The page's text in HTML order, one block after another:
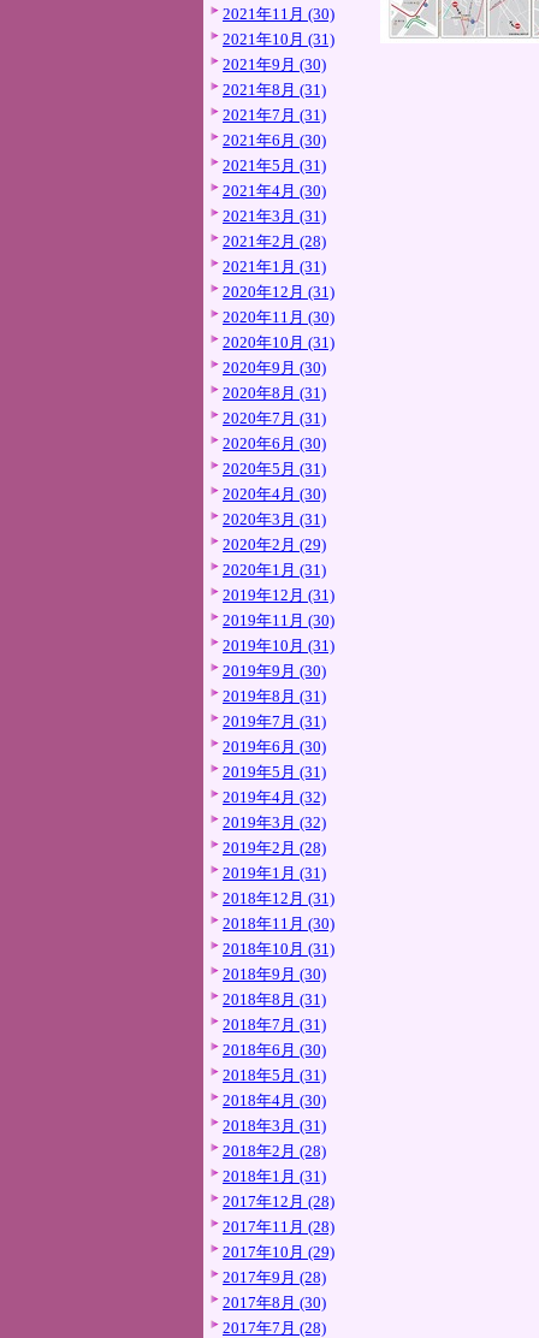
2021年11月 (30)
2021年10月 (31)
2021年9月 (30)
2021年8月 (31)
2021年7月 (31)
2021年6月 (30)
2021年5月 (31)
2021年4月 (30)
2021年3月 (31)
2021年2月 (28)
2021年1月 (31)
2020年12月 (31)
2020年11月 (30)
2020年10月 (31)
2020年9月 (30)
2020年8月 (31)
2020年7月 (31)
2020年6月 (30)
2020年5月 (31)
2020年4月 (30)
2020年3月 (31)
2020年2月 (29)
2020年1月 (31)
2019年12月 (31)
2019年11月 (30)
2019年10月 (31)
2019年9月 (30)
2019年8月 (31)
2019年7月 (31)
2019年6月 (30)
2019年5月 (31)
2019年4月 (32)
2019年3月 (32)
2019年2月 (28)
2019年1月 (31)
2018年12月 (31)
2018年11月 (30)
2018年10月 (31)
2018年9月 (30)
2018年8月 (31)
2018年7月 (31)
2018年6月 (30)
2018年5月 (31)
2018年4月 (30)
2018年3月 (31)
2018年2月 (28)
2018年1月 (31)
2017年12月 (28)
2017年11月 (28)
2017年10月 (29)
2017年9月 (28)
2017年8月 (30)
2017年7月 (28)